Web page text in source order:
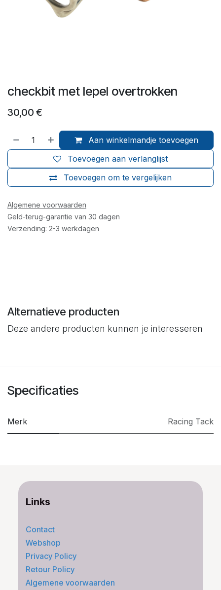
checkbit met lepel overtrokken
30,00 €
Aan winkelmandje toevoegen
Toevoegen om te vergelijken
Toevoegen aan verlanglijst
Algemene voorwaarden
Geld-terug-garantie van 30 dagen
Verzending: 2-3 werkdagen
Alternatieve producten
Deze andere producten kunnen je interesseren
Specificaties
Merk ​Racing Tack
Links
Contact
Webshop
Privacy Policy
Retour Policy
Algemene voorwaarden